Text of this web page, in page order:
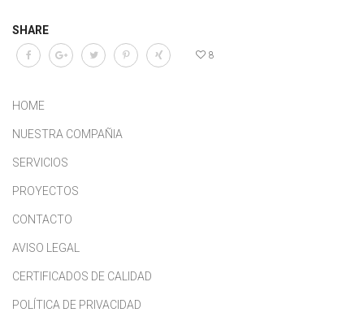
SHARE
8
HOME
NUESTRA COMPAÑIA
SERVICIOS
PROYECTOS
CONTACTO
AVISO LEGAL
CERTIFICADOS DE CALIDAD
POLÍTICA DE PRIVACIDAD